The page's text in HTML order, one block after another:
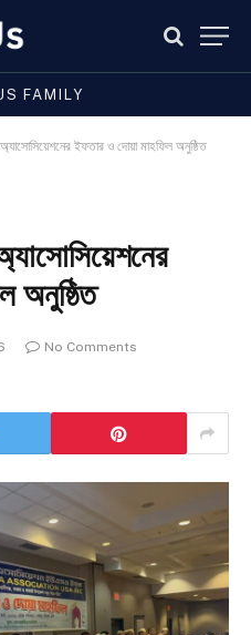
FAMILY
অ্যাসোসিয়েশনের ইফতার ও দোয়া মাহফিল অনুষ্ঠিত
অনুষ্ঠিত
No Comments